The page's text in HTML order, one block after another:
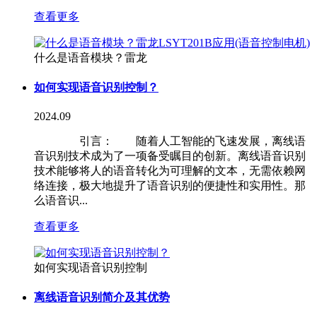
查看更多
什么是语音模块？雷龙
如何实现语音识别控制？
2024.09
引言： 随着人工智能的飞速发展，离线语
音识别技术成为了一项备受瞩目的创新。离线语音识别
技术能够将人的语音转化为可理解的文本，无需依赖网
络连接，极大地提升了语音识别的便捷性和实用性。那
么语音识...
查看更多
如何实现语音识别控制
离线语音识别简介及其优势